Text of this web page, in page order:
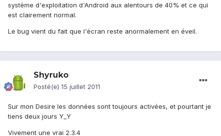
système d'exploitation d'Android aux alentours de 40% et ce qui
est clairement normal.
Le bug vient du fait que l'écran reste anormalement en éveil.
Shyruko
Posté(e) 15 juillet 2011
Sur mon Desire les données sont toujours activées, et pourtant je
tiens deux jours Y_Y
Vivement une vrai 2.3.4